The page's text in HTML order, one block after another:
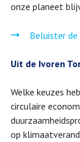
onze planeet
Beluister
Uit de Ivoren
Welke keuzes
circulaire
op